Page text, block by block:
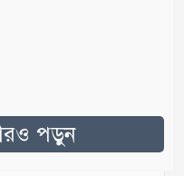
পড়ুন